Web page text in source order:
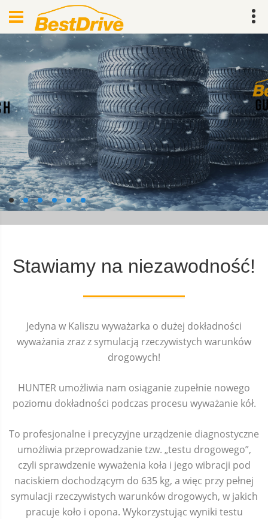
Stawiamy na niezawodność!
Jedyna w Kaliszu wyważarka o dużej dokładności
wyważania zraz z symulacją rzeczywistych warunków
drogowych!
HUNTER umożliwia nam osiąganie zupełnie nowego
poziomu dokładności podczas procesu wyważanie kół.
To profesjonalne i precyzyjne urządzenie diagnostyczne
umożliwia przeprowadzanie tzw. „testu drogowego”,
czyli sprawdzenie wyważenia koła i jego wibracji pod
naciskiem dochodzącym do 635 kg, a więc przy pełnej
symulacji rzeczywistych warunków drogowych, w jakich
pracuje koło i opona. Wykorzystując wyniki testu